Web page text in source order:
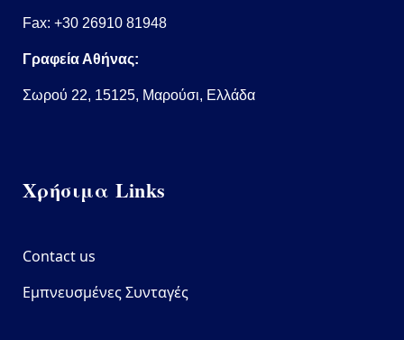
Fax: +30 26910 81948
Γραφεία Αθήνας:
Σωρού 22, 15125, Μαρούσι, Ελλάδα
Χρήσιμα Links
Contact us
Εμπνευσμένες Συνταγές